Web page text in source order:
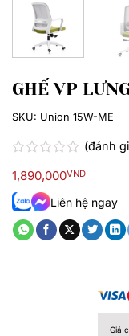
GHẾ VP
xếp
hạng
0.0
5
sao
(đánh
1,890,000VND
Liên hệ ngay
Giá
SKU: Union 15W-ME